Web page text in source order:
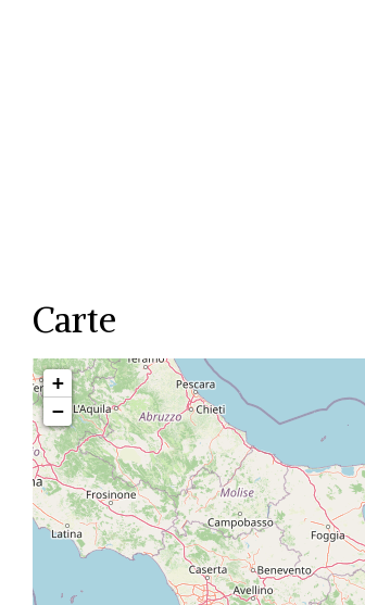
Carte
If you see this after
+
−